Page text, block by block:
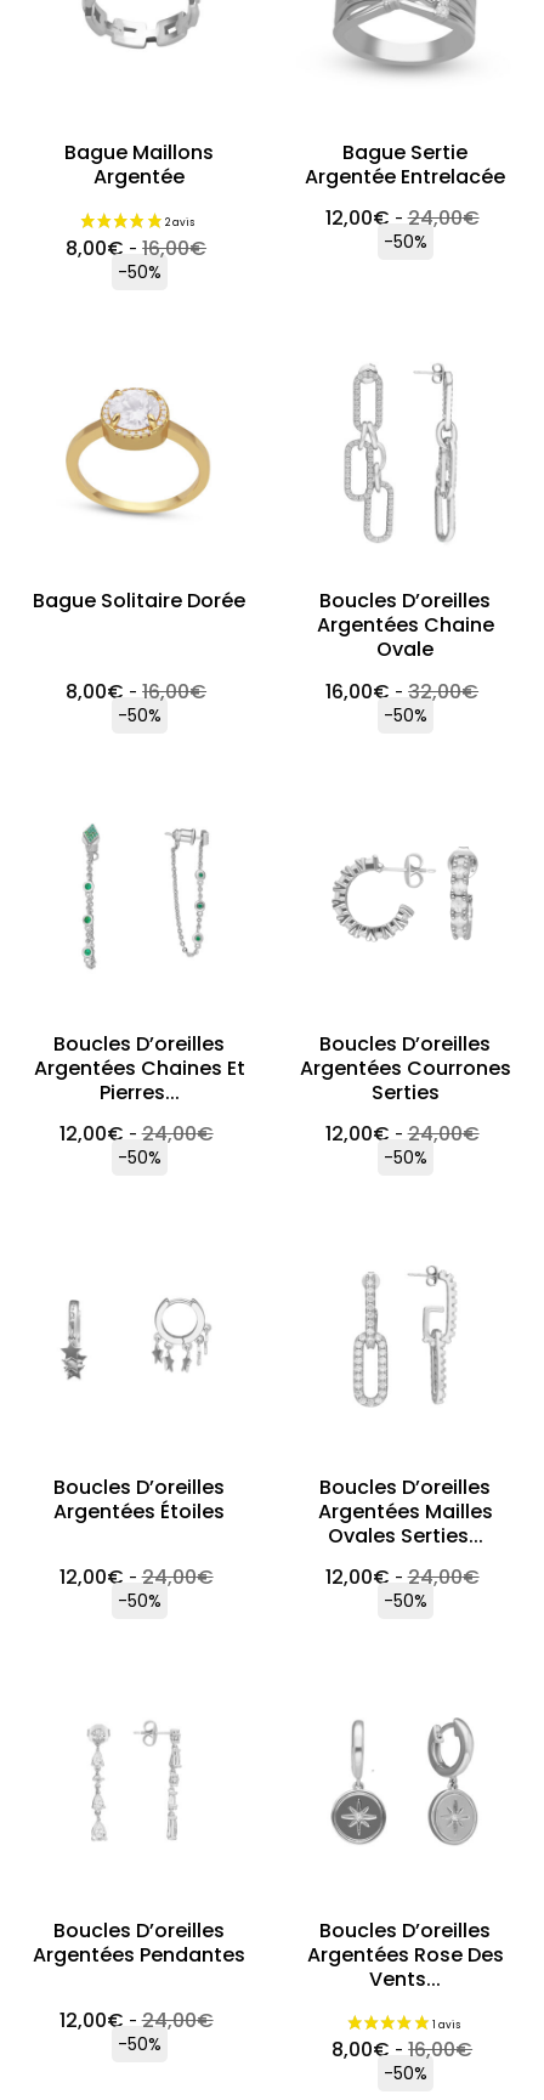
Bague Maillons
Argentée
8,00€ -16,00€
-50%
Bague Sertie
Argentée Entrelacée
12,00€ -24,00€
-50%
Bague Solitaire Dorée
8,00€ -16,00€
-50%
Boucles D’oreilles
Argentées Chaine
Ovale
16,00€ -32,00€
-50%
Boucles D’oreilles
Argentées Chaines Et
Pierres...
12,00€ -24,00€
-50%
Boucles D’oreilles
Argentées Courrones
Serties
12,00€ -24,00€
-50%
Boucles D’oreilles
Argentées Étoiles
12,00€ -24,00€
-50%
Boucles D’oreilles
Argentées Mailles
Ovales Serties...
12,00€ -24,00€
-50%
Boucles D’oreilles
Argentées Pendantes
12,00€ -24,00€
-50%
Boucles D’oreilles
Argentées Rose Des
Vents...
8,00€ -16,00€
-50%